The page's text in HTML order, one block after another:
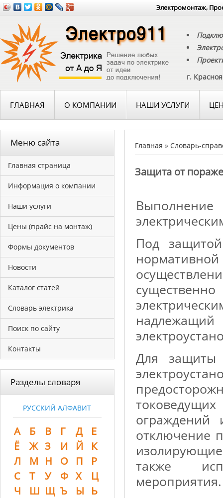
Электромонтаж,
г.
ГЛАВНАЯ О КОМПАНИИ НАШИ УСЛУГИ
Меню сайта
Главная страница
Информация о компании
Наши услуги
Цены (прайс на монтаж)
Формы документов
Новости
Каталог статей
Словарь электрика
Поиск по сайту
Контакты
Разделы словаря
РУССКИЙ АЛФАВИТ
А Б В Г Д
Е
Ё
Ж З И Й
К
Л
М Н О П
Р
С
Т У Ф Х
Ц
Ч
Ш Щ Ъ Ы
Ь
Главная » Словарь-
Защита от
Под
надлежащий
Для защиты
ограждений
отключение
также
мероприятия.